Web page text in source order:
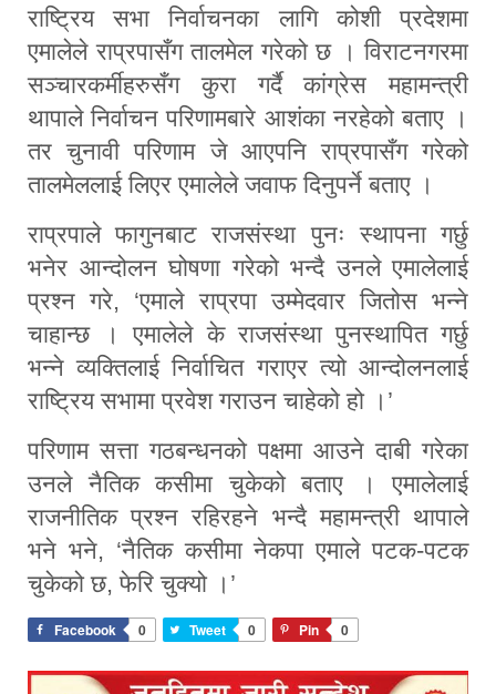
राष्ट्रिय सभा निर्वाचनका लागि कोशी प्रदेशमा
एमालेले राप्रपासँग तालमेल गरेको छ । विराटनगरमा
सञ्चारकर्मीहरुसँग कुरा गर्दै कांग्रेस महामन्त्री
थापाले निर्वाचन परिणामबारे आशंका नरहेको बताए ।
तर चुनावी परिणाम जे आएपनि राप्रपासँग गरेको
तालमेललाई लिएर एमालेले जवाफ दिनुपर्ने बताए ।
राप्रपाले फागुनबाट राजसंस्था पुनः स्थापना गर्छु
भनेर आन्दोलन घोषणा गरेको भन्दै उनले एमालेलाई
प्रश्न गरे, ‘एमाले राप्रपा उम्मेदवार जितोस भन्ने
चाहान्छ । एमालेले के राजसंस्था पुनस्थापित गर्छु
भन्ने व्यक्तिलाई निर्वाचित गराएर त्यो आन्दोलनलाई
राष्ट्रिय सभामा प्रवेश गराउन चाहेको हो ।’
परिणाम सत्ता गठबन्धनको पक्षमा आउने दाबी गरेका
उनले नैतिक कसीमा चुकेको बताए । एमालेलाई
राजनीतिक प्रश्न रहिरहने भन्दै महामन्त्री थापाले
भने भने, ‘नैतिक कसीमा नेकपा एमाले पटक-पटक
चुकेको छ, फेरि चुक्यो ।’
Facebook 0 Tweet 0 Pin 0